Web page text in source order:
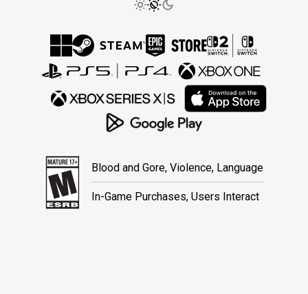
Blood and Gore, Violence, Language
In-Game Purchases, Users Interact